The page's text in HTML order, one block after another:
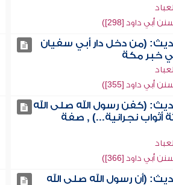
داود [298])
(من دخل دار أبي سفيان
خبر مكة
داود [355])
(كفن رسول الله صلى الله
أثواب نجرانية...) , صفة
داود [366])
(أن رسول الله صلى الله